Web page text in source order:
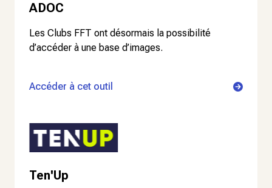
ADOC
Les Clubs FFT ont désormais la possibilité
d’accéder à une base d’images.
Accéder à cet outil
Ten'Up